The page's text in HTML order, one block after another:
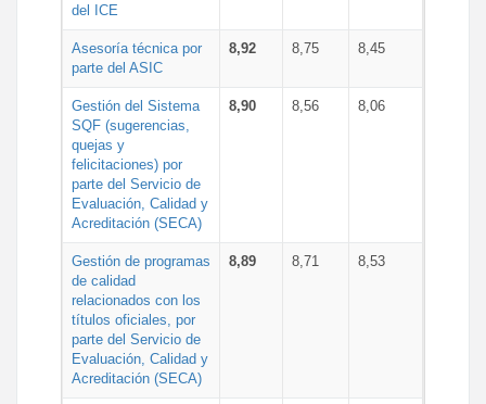
del ICE
Asesoría técnica por
parte del ASIC
8,92 8,75 8,45
Gestión del Sistema
SQF (sugerencias,
quejas y
felicitaciones) por
parte del Servicio de
Evaluación, Calidad y
Acreditación (SECA)
8,90 8,56 8,06
Gestión de programas
de calidad
relacionados con los
títulos oficiales, por
parte del Servicio de
Evaluación, Calidad y
Acreditación (SECA)
8,89 8,71 8,53